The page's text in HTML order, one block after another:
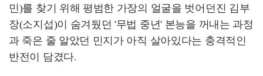
민)를 찾기 위해 평범한 가장의 얼굴을 벗어던진 김부
장(소지섭)이 숨겨뒀던 '무법 중년' 본능을 꺼내는 과정
과 죽은 줄 알았던 민지가 아직 살아있다는 충격적인
반전이 담겼다.